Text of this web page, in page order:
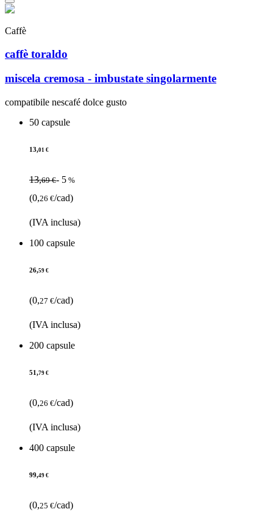
Caffè
caffè toraldo
miscela cremosa - imbustate singolarmente
compatibile nescafé dolce gusto
50 capsule
13,01 €
13,69 €- 5 %
(0,26 €/cad)
(IVA inclusa)
100 capsule
26,59 €
(0,27 €/cad)
(IVA inclusa)
200 capsule
51,79 €
(0,26 €/cad)
(IVA inclusa)
400 capsule
99,49 €
(0,25 €/cad)